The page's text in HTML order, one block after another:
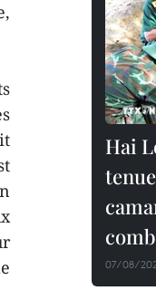
Hai
07/08/